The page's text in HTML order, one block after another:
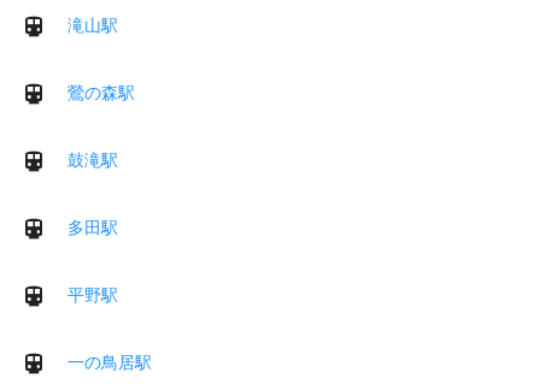
滝山駅
鶯の森駅
鼓滝駅
多田駅
平野駅
一の鳥居駅